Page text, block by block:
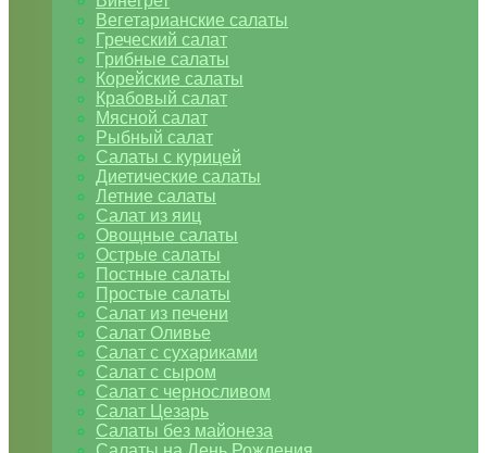
Вегетарианские салаты
Греческий салат
Грибные салаты
Корейские салаты
Крабовый салат
Мясной салат
Рыбный салат
Салаты с курицей
Диетические салаты
Летние салаты
Салат из яиц
Овощные салаты
Острые салаты
Постные салаты
Простые салаты
Салат из печени
Салат Оливье
Салат с сухариками
Салат с сыром
Салат с черносливом
Салат Цезарь
Салаты без майонеза